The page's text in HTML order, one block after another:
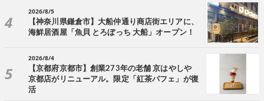
2026/8/5
【神奈川県鎌倉市】大船仲通り商店街エリアに、
海鮮居酒屋「魚貝 とろぼっち 大船」オープン！
2026/8/4
【京都府京都市】創業273年の老舗 京はやしや
京都店がリニューアル。限定「紅茶パフェ」が復
活